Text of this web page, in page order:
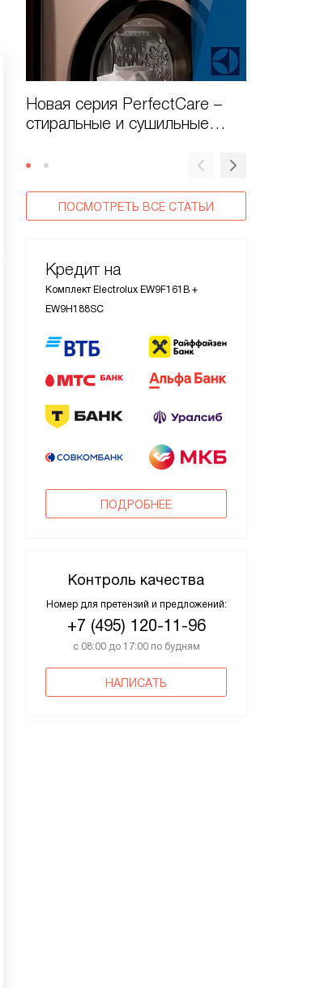
Новая серия PerfectCare –
стиральные и сушильные
ПОСМОТРЕТЬ ВСЕ СТАТЬИ
Кредит на
Комплект Electrolux EW9F161B +
EW9H188SC
ПОДРОБНЕЕ
Контроль качества
Номер для претензий и предложений:
+7 (495) 120-11-96
с 08:00 до 17:00 по будням
НАПИСАТЬ